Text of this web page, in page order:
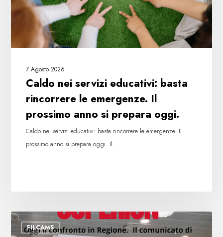
emergenze.
prossimo
anno
prepara
oggi.
7 Agosto 2026
Caldo nei servizi educativi: basta
rincorrere le emergenze. Il
prossimo anno si prepara oggi.
Caldo nei servizi educativi: basta rincorrere le emergenze. Il
prossimo anno si prepara oggi. Il…
FILCAMS
Licenziamenti
Coperion,